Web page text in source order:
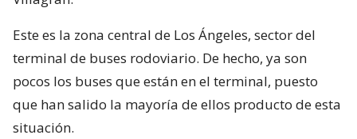
Este es la zona central de Los Ángeles, sector del
terminal de buses rodoviario. De hecho, ya son
pocos los buses que están en el terminal, puesto
que han salido la mayoría de ellos producto de esta
situación.